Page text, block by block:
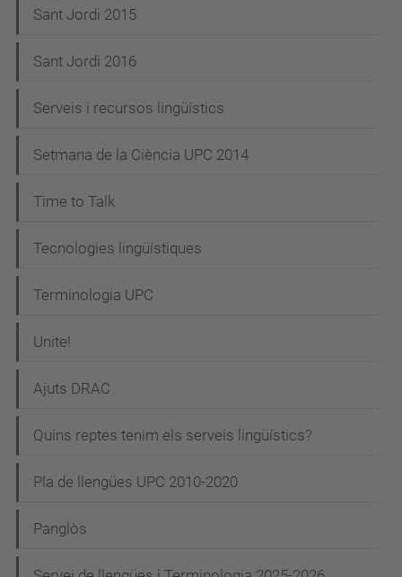
Sant Jordi 2015
Sant Jordi 2016
Serveis i recursos lingüístics
Setmana de la Ciència UPC 2014
Time to Talk
Tecnologies lingüístiques
Terminologia UPC
Unite!
Ajuts DRAC
Quins reptes tenim els serveis lingüístics?
Pla de llengües UPC 2010-2020
Panglòs